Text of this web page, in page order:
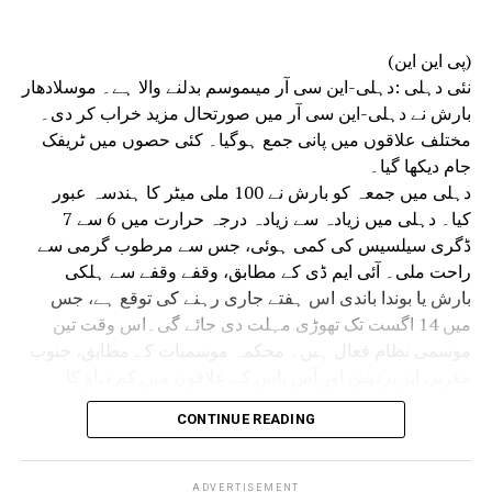
تقریبات کو ہموار اور واقعات سے پاک کرنے کو یقینی بنانے پر
زور دیا گیا۔
(پی این این)
نئی دہلی :دہلی-این سی آر میںموسم بدلنے والا ہے۔ موسلادھار
بارش نے دہلی-این سی آر میں صورتحال مزید خراب کر دی۔
مختلف علاقوں میں پانی جمع ہوگیا۔ کئی حصوں میں ٹریفک
جام دیکھا گیا۔
دہلی میں جمعہ کو بارش نے 100 ملی میٹر کا ہندسہ عبور
کیا۔ دہلی میں زیادہ سے زیادہ درجہ حرارت میں 6 سے 7
ڈگری سیلسیس کی کمی ہوئی، جس سے مرطوب گرمی سے
راحت ملی۔ آئی ایم ڈی کے مطابق، وقفے وقفے سے ہلکی
بارش یا بوندا باندی اس ہفتے جاری رہنے کی توقع ہے، جس
میں 14 اگست تک تھوڑی مہلت دی جائے گی۔اس وقت تین
موسمی نظام فعال ہیں۔ محکمہ موسمیات کے مطابق، جنوب
علاقہ کمزور ہوگیا ہے، لیکن اس سے منسلک سائیکلونک
سرکولیشن اب شمال مشرقی راجستھان اور آس پاس کے
علاقوں میں سرگرم ہے۔ مانسون کی گرت دہلی، سدھی اور
دیگھا سے بھی گزر رہی ہے، جو مشرقی وسطی خلیج بنگال تک
CONTINUE READING
ADVERTISEMENT